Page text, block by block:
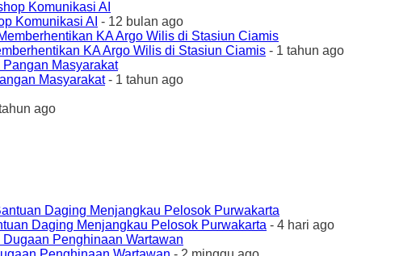
Komunikasi AI - 12 bulan ago
KA Argo Wilis di Stasiun Ciamis - 1 tahun ago
Masyarakat- 1 tahun ago
ago
Daging Menjangkau Pelosok Purwakarta - 4 hari ago